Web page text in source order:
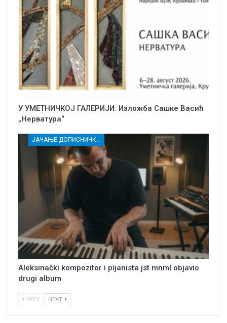
У УМЕТНИЧКОЈ ГАЛЕРИЈИ: Изложба Сашке Васић
„Нерватура“
ЈАЧАЊЕ ДОПИСНИЧКЕ МРЕЖЕ НЕЗАВИСНИХ МЕДИЈА У РАСИНСКОМ ОКРУГУ
Aleksinački kompozitor i pijanista jst mnml objavio
drugi album
PREV NEXT